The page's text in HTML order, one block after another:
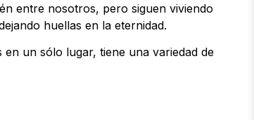
entre nosotros, pero siguen viviendo
huellas en la eternidad.
un sólo lugar, tiene una variedad de